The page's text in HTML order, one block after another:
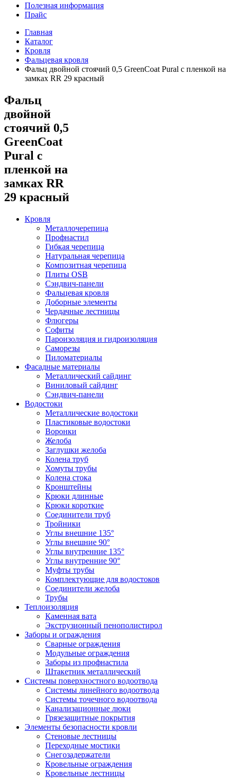
Полезная информация
Прайс
Главная
Каталог
Кровля
Фальцевая кровля
Фальц двойной стоячий 0,5 GreenCoat Pural с пленкой на
замках RR 29 красный
Фальц
двойной
стоячий 0,5
GreenCoat
Pural с
пленкой на
замках RR
29 красный
Кровля
Металлочерепица
Профнастил
Гибкая черепица
Натуральная черепица
Композитная черепица
Плиты OSB
Сэндвич-панели
Фальцевая кровля
Доборные элементы
Чердачные лестницы
Флюгеры
Софиты
Пароизоляция и гидроизоляция
Саморезы
Пиломатериалы
Фасадные материалы
Металлический сайдинг
Виниловый сайдинг
Сэндвич-панели
Водостоки
Металлические водостоки
Пластиковые водостоки
Воронки
Желоба
Заглушки желоба
Колена труб
Хомуты трубы
Колена стока
Кронштейны
Крюки длинные
Крюки короткие
Соединители труб
Тройники
Углы внешние 135°
Углы внешние 90°
Углы внутренние 135°
Углы внутренние 90°
Муфты трубы
Комплектующие для водостоков
Соединители желоба
Трубы
Теплоизоляция
Каменная вата
Экструзионный пенополистирол
Заборы и ограждения
Сварные ограждения
Модульные ограждения
Заборы из профнастила
Штакетник металлический
Системы поверхностного водоотвода
Системы линейного водоотвода
Системы точечного водоотвода
Канализационные люки
Грязезащитные покрытия
Элементы безопасности кровли
Стеновые лестницы
Переходные мостики
Снегозадержатели
Кровельные ограждения
Кровельные лестницы